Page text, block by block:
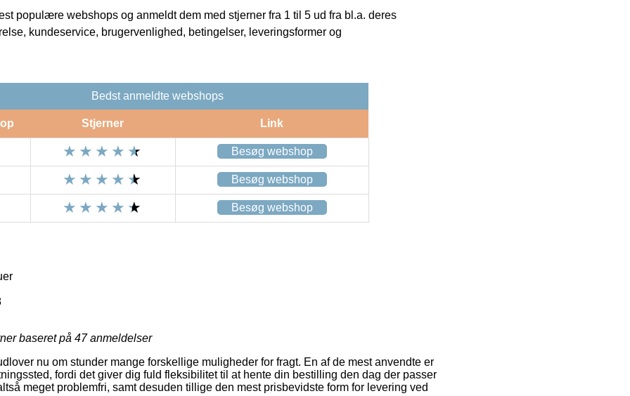
populære webshops og anmeldt dem med stjerner fra 1 til 5 ud fra bl.a. deres
kundeservice, brugervenlighed, betingelser, leveringsformer og
Bedst anmeldte webshops
Stjerner Link
Besøg webshop
Besøg webshop
Besøg webshop
baseret på 47anmeldelser
nu om stunder mange forskellige muligheder for fragt. En af de mest anvendte er
fordi det giver dig fuld fleksibilitet til at hente din bestilling den dag der passer
meget problemfri, samt desuden tillige den mest prisbevidste form for levering ved